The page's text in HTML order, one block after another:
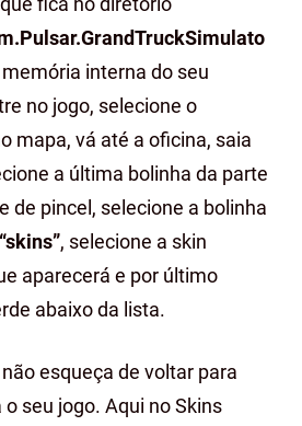
interna do seu
no jogo, selecione o
mapa, vá até a oficina, saia
a última bolinha da parte
de pincel, selecione a bolinha
“skins”, selecione a skin
aparecerá e por último
abaixo da lista.
esqueça de voltar para
seu jogo. Aqui no Skins